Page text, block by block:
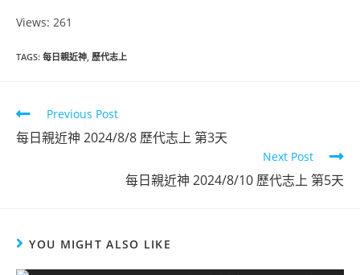
Views: 261
TAGS: 每日親近神, 歷代志上
Previous Post
每日親近神 2024/8/8 歷代志上 第3天
Next Post
每日親近神 2024/8/10 歷代志上 第5天
YOU MIGHT ALSO LIKE